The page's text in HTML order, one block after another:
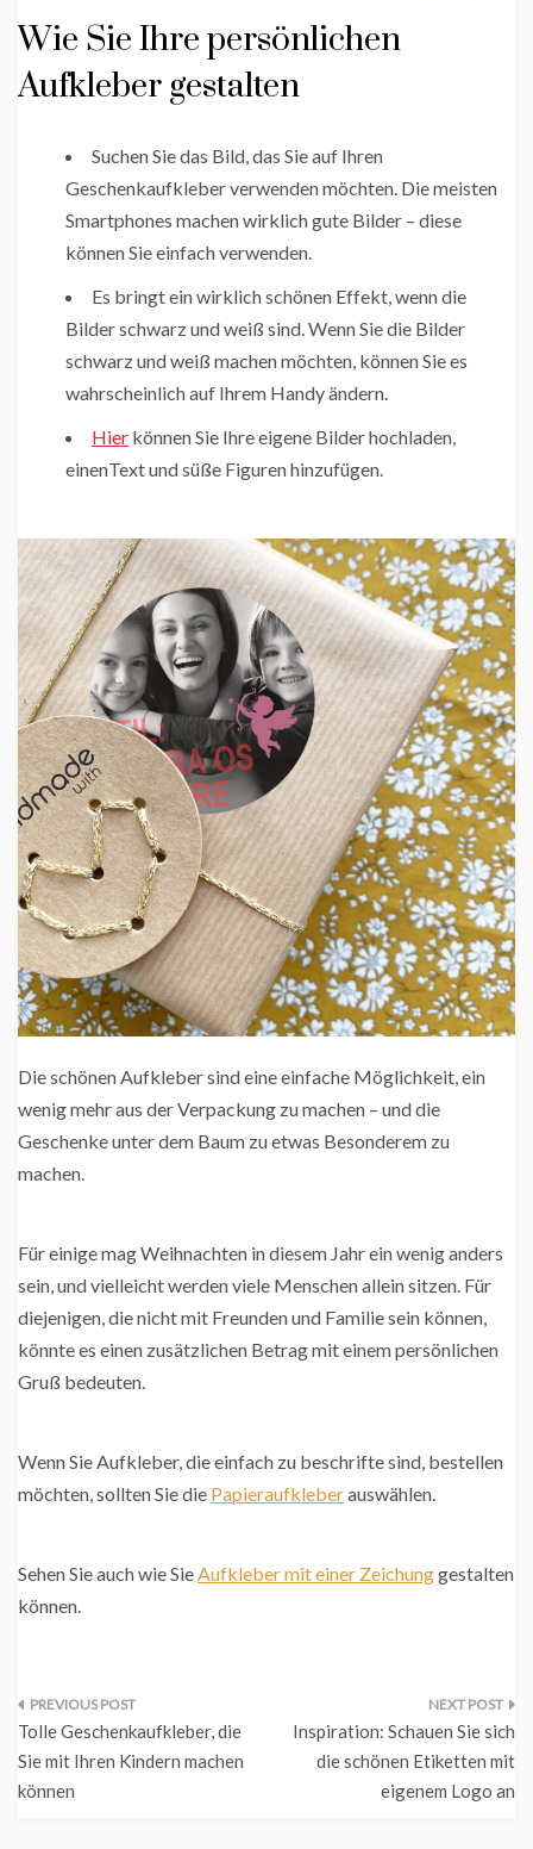
Wie Sie Ihre persönlichen
Aufkleber gestalten
Suchen Sie das Bild, das Sie auf Ihren
Geschenkaufkleber verwenden möchten. Die meisten
Smartphones machen wirklich gute Bilder – diese
können Sie einfach verwenden.
Es bringt ein wirklich schönen Effekt, wenn die
Bilder schwarz und weiß sind. Wenn Sie die Bilder
schwarz und weiß machen möchten, können Sie es
wahrscheinlich auf Ihrem Handy ändern.
Hier können Sie Ihre eigene Bilder hochladen,
einenText und süße Figuren hinzufügen.
Die schönen Aufkleber sind eine einfache Möglichkeit, ein
wenig mehr aus der Verpackung zu machen – und die
Geschenke unter dem Baum zu etwas Besonderem zu
machen.
Für einige mag Weihnachten in diesem Jahr ein wenig anders
sein, und vielleicht werden viele Menschen allein sitzen. Für
diejenigen, die nicht mit Freunden und Familie sein können,
könnte es einen zusätzlichen Betrag mit einem persönlichen
Gruß bedeuten.
Wenn Sie Aufkleber, die einfach zu beschrifte sind, bestellen
möchten, sollten Sie die Papieraufkleberauswählen.
Sehen Sie auch wie SieAufkleber mit einer Zeichunggestalten
können.
Beitragsnavigation
Tolle Geschenkaufkleber, die
Sie mit Ihren Kindern machen
können
Inspiration: Schauen Sie sich
die schönen Etiketten mit
eigenem Logo an